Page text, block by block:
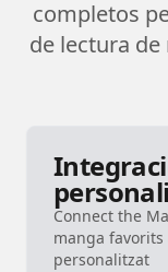
completos
de lectura
Connect the
manga
personalitzat